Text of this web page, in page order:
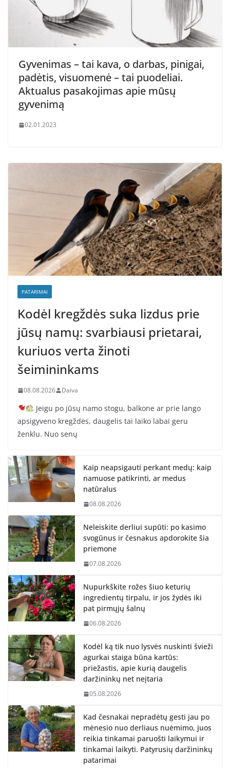
Gyvenimas – tai kava, o darbas, pinigai,
padėtis, visuomenė – tai puodeliai.
Aktualus pasakojimas apie mūsų
gyvenimą
02.01.2023
PATARIMAI
Kodėl kregždės suka lizdus prie
jūsų namų: svarbiausi prietarai,
kuriuos verta žinoti
šeimininkams
08.08.2026 Daiva
Jeigu po jūsų namo stogu, balkone ar prie lango
apsigyveno kregždės, daugelis tai laiko labai geru
ženklu. Nuo senų
Kaip neapsigauti perkant medų: kaip
namuose patikrinti, ar medus
natūralus
08.08.2026
Neleiskite derliui supūti: po kasimo
svogūnus ir česnakus apdorokite šia
priemone
07.08.2026
Nupurkškite rožes šiuo keturių
ingredientų tirpalu, ir jos žydės iki
pat pirmųjų šalnų
06.08.2026
Kodėl ką tik nuo lysvės nuskinti švieži
agurkai staiga būna kartūs:
priežastis, apie kurią daugelis
daržininkų net neįtaria
05.08.2026
Kad česnakai nepradėtų gesti jau po
mėnesio nuo derliaus nuėmimo, juos
reikia tinkamai paruošti laikymui ir
tinkamai laikyti. Patyrusių daržininkų
patarimai